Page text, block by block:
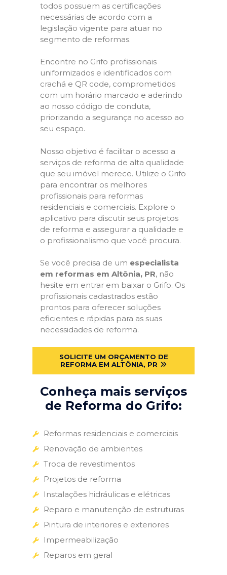
todos possuem as certificações
necessárias de acordo com a
legislação vigente para atuar no
segmento de reformas.
Encontre no Grifo profissionais
uniformizados e identificados com
crachá e QR code, comprometidos
com um horário marcado e aderindo
ao nosso código de conduta,
priorizando a segurança no acesso ao
seu espaço.
Nosso objetivo é facilitar o acesso a
serviços de reforma de alta qualidade
que seu imóvel merece. Utilize o Grifo
para encontrar os melhores
profissionais para reformas
residenciais e comerciais. Explore o
aplicativo para discutir seus projetos
de reforma e assegurar a qualidade e
o profissionalismo que você procura.
Se você precisa de um especialista
em reformas em Altônia, PR, não
hesite em entrar em baixar o Grifo. Os
profissionais cadastrados estão
prontos para oferecer soluções
eficientes e rápidas para as suas
necessidades de reforma.
SOLICITE UM ORÇAMENTO DE
REFORMA EM ALTÔNIA, PR
Conheça mais serviços
de Reforma do Grifo:
Reformas residenciais e comerciais
Renovação de ambientes
Troca de revestimentos
Projetos de reforma
Instalações hidráulicas e elétricas
Reparo e manutenção de estruturas
Pintura de interiores e exteriores
Impermeabilização
Reparos em geral